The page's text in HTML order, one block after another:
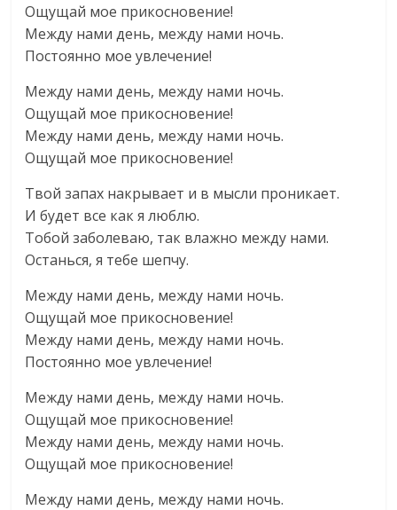
Ощущай мое прикосновение!
Между нами день, между нами ночь.
Постоянно мое увлечение!
Между нами день, между нами ночь.
Ощущай мое прикосновение!
Между нами день, между нами ночь.
Ощущай мое прикосновение!
Твой запах накрывает и в мысли проникает.
И будет все как я люблю.
Тобой заболеваю, так влажно между нами.
Останься, я тебе шепчу.
Между нами день, между нами ночь.
Ощущай мое прикосновение!
Между нами день, между нами ночь.
Постоянно мое увлечение!
Между нами день, между нами ночь.
Ощущай мое прикосновение!
Между нами день, между нами ночь.
Ощущай мое прикосновение!
Между нами день, между нами ночь.